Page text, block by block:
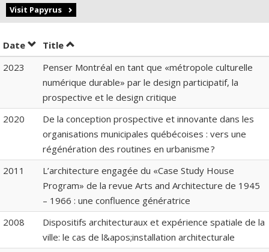
Visit Papyrus
Date Sort by date in ascending order
Title Sort by title in ascending order
2023
Penser Montréal en tant que «métropole culturelle
numérique durable» par le design participatif, la
prospective et le design critique
2020
De la conception prospective et innovante dans les
organisations municipales québécoises : vers une
régénération des routines en urbanisme ?
2011
L’architecture engagée du «Case Study House
Program» de la revue Arts and Architecture de 1945
– 1966 : une confluence génératrice
2008
Dispositifs architecturaux et expérience spatiale de la
ville: le cas de l&apos;installation architecturale